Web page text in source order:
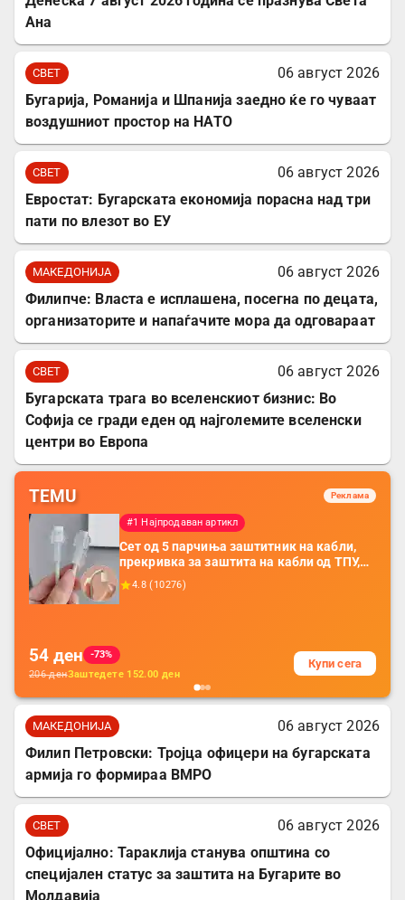
Ана
СВЕТ
06 август 2026
Бугарија, Романија и Шпанија заедно ќе го чуваат
воздушниот простор на НАТО
СВЕТ
06 август 2026
Евростат: Бугарската економија порасна над три
пати по влезот во ЕУ
МАКЕДОНИЈА
06 август 2026
Филипче: Власта е исплашена, посегна по децата,
организаторите и напаѓачите мора да одговараат
СВЕТ
06 август 2026
Бугарската трага во вселенскиот бизнис: Во
Софија се гради еден од најголемите вселенски
центри во Европа
TEMU Реклама
#1 Најпродаван артикл
Сет од 5 парчиња заштитник на кабли,
прекривка за заштита на кабли од ТПУ,
додатоци за заштита на кабли, без
батерија, за мобилни телефони, комплет
4.8 (10276)
54 ден
-73%
206денЗаштедете 152.00 ден
Купи сега
МАКЕДОНИЈА
06 август 2026
Филип Петровски: Тројца офицери на бугарската
армија го формираа ВМРО
СВЕТ
06 август 2026
Официјално: Тараклија станува општина со
специјален статус за заштита на Бугарите во
Молдавија